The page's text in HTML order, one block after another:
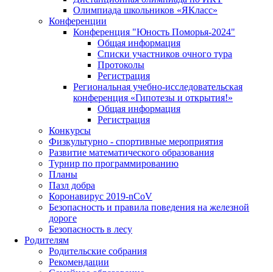
Олимпиада школьников «ЯКласс»
Конференции
Конференция "Юность Поморья-2024"
Общая информация
Списки участников очного тура
Протоколы
Регистрация
Региональная учебно-исследовательская
конференция «Гипотезы и открытия!»
Общая информация
Регистрация
Конкурсы
Физкультурно - спортивные мероприятия
Развитие математического образования
Турнир по программированию
Планы
Пазл добра
Коронавирус 2019-nCoV
Безопасность и правила поведения на железной
дороге
Безопасность в лесу
Родителям
Родительские собрания
Рекомендации